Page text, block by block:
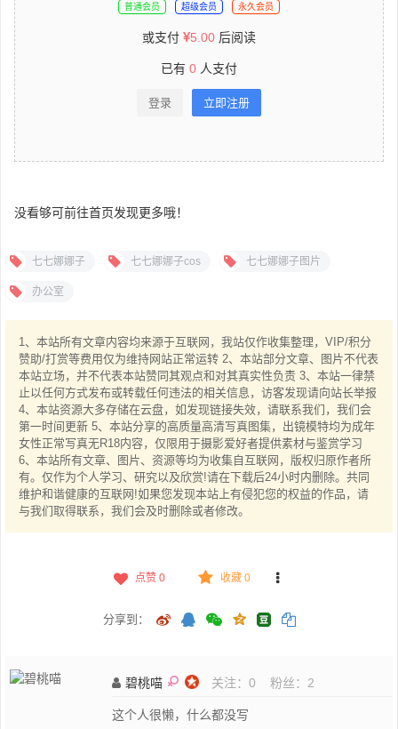
普通会员 超级会员 永久会员
或支付 5.00 后阅读
已有 0 人支付
登录 立即注册
没看够可前往首页发现更多哦！
七七娜娜子 七七娜娜子cos 七七娜娜子图片
办公室
1、本站所有文章内容均来源于互联网，我站仅作收集整理，VIP/积分
赞助/打赏等费用仅为维持网站正常运转 2、本站部分文章、图片不代表
本站立场，并不代表本站赞同其观点和对其真实性负责 3、本站一律禁
止以任何方式发布或转载任何违法的相关信息，访客发现请向站长举报
4、本站资源大多存储在云盘，如发现链接失效，请联系我们，我们会
第一时间更新 5、本站分享的高质量高清写真图集，出镜模特均为成年
女性正常写真无R18内容，仅限用于摄影爱好者提供素材与鉴赏学习
6、本站所有文章、图片、资源等均为收集自互联网，版权归原作者所
有。仅作为个人学习、研究以及欣赏!请在下载后24小时内删除。共同
维护和谐健康的互联网!如果您发现本站上有侵犯您的权益的作品，请
与我们取得联系，我们会及时删除或者修改。
点赞 0 收藏 0
分享到：
碧桃喵 关注： 0 粉丝： 2
这个人很懒，什么都没写